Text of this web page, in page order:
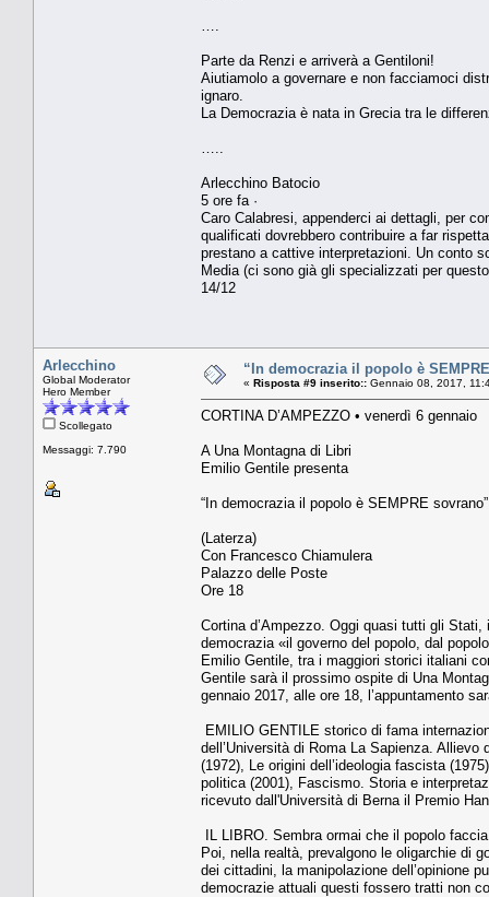
Parte da Renzi e arriverà a Gentiloni!
Aiutiamolo a governare e non facciamoci
ignaro.
La Democrazia è nata in Grecia tra le
Arlecchino Batocio
5 ore fa ·
Caro Calabresi, appenderci ai dettagli, per
qualificati dovrebbero contribuire a far
prestano a cattive interpretazioni. Un conto
Media (ci sono già gli specializzati per
14/12
Arlecchino
Global Moderator
Hero Member
Scollegato
Messaggi: 7.790
“In democrazia il popolo è
« Risposta #9 inserito:: Gennaio 08, 2017,
CORTINA D’AMPEZZO • venerdì 6 gennaio
A Una Montagna di Libri
Emilio Gentile presenta
“In democrazia il popolo è SEMPRE
(Laterza)
Con Francesco Chiamulera
Palazzo delle Poste
Ore 18
Cortina d’Ampezzo. Oggi quasi tutti gli
democrazia «il governo del popolo, dal
Emilio Gentile, tra i maggiori storici italiani
Gentile sarà il prossimo ospite di Una
gennaio 2017, alle ore 18, l’appuntamento
EMILIO GENTILE storico di fama
dell’Università di Roma La Sapienza.
(1972), Le origini dell’ideologia fascista
politica (2001), Fascismo. Storia e
ricevuto dall'Università di Berna il Premio
IL LIBRO. Sembra ormai che il popolo
Poi, nella realtà, prevalgono le oligarchie di
dei cittadini, la manipolazione dell’opinione
democrazie attuali questi fossero tratti non